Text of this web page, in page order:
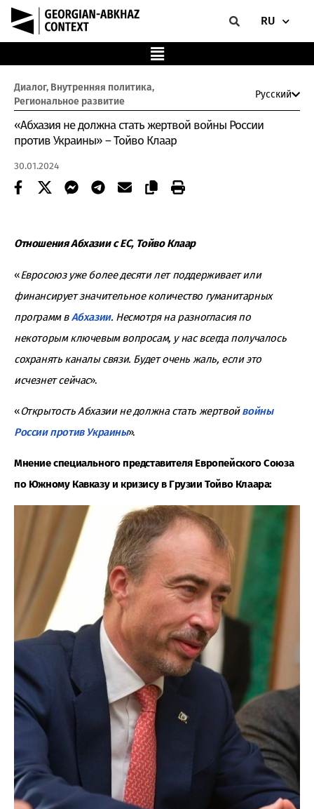
RU
Диалог, Внутренняя политика,
Региональное развитие
Русский
«Абхазия не должна стать жертвой войны России
против Украины» – Тойво Клаар
30.01.2024
Отношения Абхазии с ЕС, Тойво Клаар
«Евросоюз уже более десяти лет поддерживает или
финансирует значительное количество гуманитарных
программ вАбхазии. Несмотря на разногласия по
некоторым ключевым вопросам, у нас всегда получалось
сохранять каналы связи. Будет очень жаль, если это
исчезнет сейчас».
«Открытость Абхазии не должна стать жертвойвойны
России против Украины».
Мнение специального представителя Европейского Союза
по Южному Кавказу и кризису в Грузии Тойво Клаара: